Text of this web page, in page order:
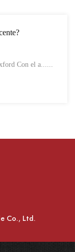
Tela Oxford brillante fluorescente Paño de Oxford Con el a......
Co., Ltd.